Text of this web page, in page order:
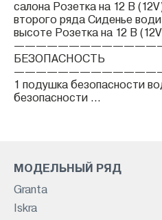
салона Розетка на 12 В
второго ряда Сиденье
высоте Розетка на 12 В
БЕЗОПАСНОСТЬ
1 подушка безопасности
безопасности ...
МОДЕЛЬНЫЙ РЯД
Granta
Iskra